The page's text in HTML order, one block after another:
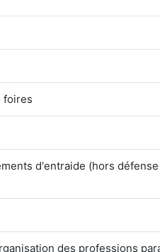
foires
d'entraide (hors
des professions